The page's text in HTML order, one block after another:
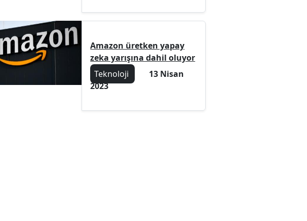
Amazon üretken yapay
zeka yarışına dahil oluyor
Teknoloji
13 Nisan
2023